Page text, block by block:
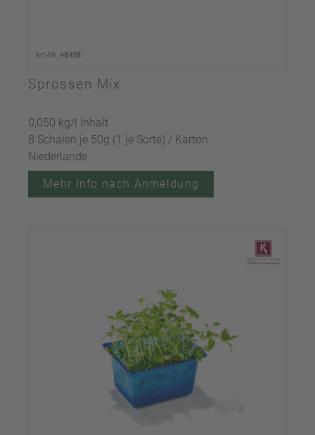
Art-Nr. 48458
Sprossen Mix
0,050 kg/l Inhalt
8 Schalen je 50g (1 je Sorte) / Karton
Niederlande
Mehr Info nach Anmeldung